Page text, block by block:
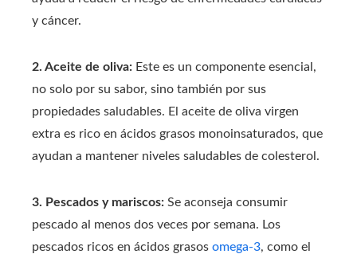
y cáncer.
2. Aceite de oliva: Este es un componente esencial,
no solo por su sabor, sino también por sus
propiedades saludables. El aceite de oliva virgen
extra es rico en ácidos grasos monoinsaturados, que
ayudan a mantener niveles saludables de colesterol.
3. Pescados y mariscos: Se aconseja consumir
pescado al menos dos veces por semana. Los
pescados ricos en ácidos grasos omega-3, como el